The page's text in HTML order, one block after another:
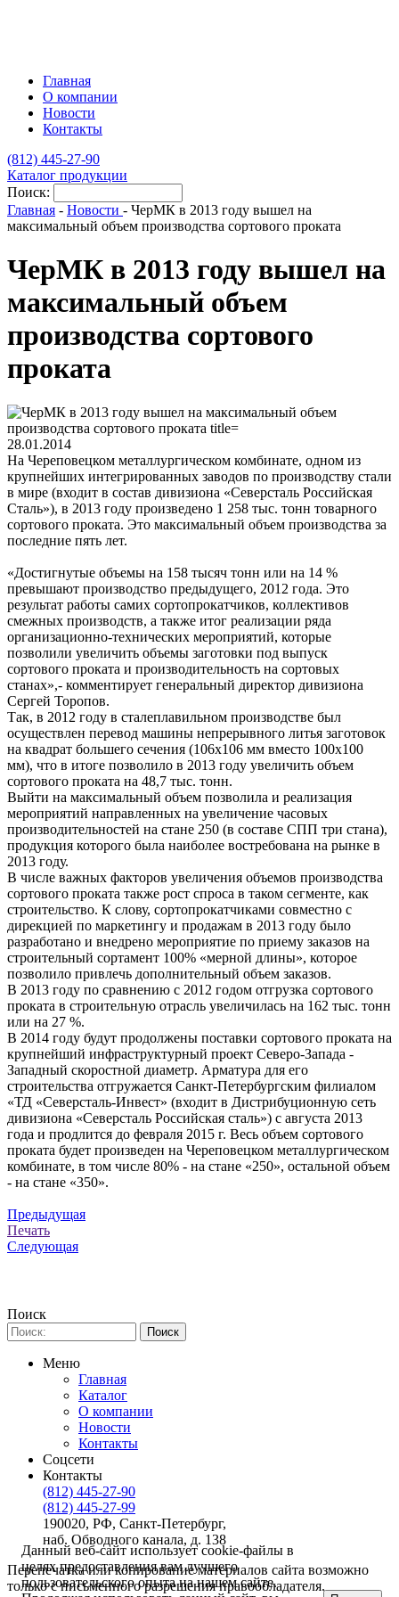
Главная
О компании
Новости
Контакты
(812) 445-27-90
Каталог продукции
Поиск:
Главная - Новости - ЧерМК в 2013 году вышел на
максимальный объем производства сортового проката
ЧерМК в 2013 году вышел на
максимальный объем
производства сортового
проката
28.01.2014
На Череповецком металлургическом комбинате, одном из
крупнейших интегрированных заводов по производству стали
в мире (входит в состав дивизиона «Северсталь Российская
Сталь»), в 2013 году произведено 1 258 тыс. тонн товарного
сортового проката. Это максимальный объем производства за
последние пять лет.
«Достигнутые объемы на 158 тысяч тонн или на 14 %
превышают производство предыдущего, 2012 года. Это
результат работы самих сортопрокатчиков, коллективов
смежных производств, а также итог реализации ряда
организационно-технических мероприятий, которые
позволили увеличить объемы заготовки под выпуск
сортового проката и производительность на сортовых
станах»,- комментирует генеральный директор дивизиона
Сергей Торопов.
Так, в 2012 году в сталеплавильном производстве был
осуществлен перевод машины непрерывного литья заготовок
на квадрат большего сечения (106х106 мм вместо 100х100
мм), что в итоге позволило в 2013 году увеличить объем
сортового проката на 48,7 тыс. тонн.
Выйти на максимальный объем позволила и реализация
мероприятий направленных на увеличение часовых
производительностей на стане 250 (в составе СПП три стана),
продукция которого была наиболее востребована на рынке в
2013 году.
В числе важных факторов увеличения объемов производства
сортового проката также рост спроса в таком сегменте, как
строительство. К слову, сортопрокатчиками совместно с
дирекцией по маркетингу и продажам в 2013 году было
разработано и внедрено мероприятие по приему заказов на
строительный сортамент 100% «мерной длины», которое
позволило привлечь дополнительный объем заказов.
В 2013 году по сравнению с 2012 годом отгрузка сортового
проката в строительную отрасль увеличилась на 162 тыс. тонн
или на 27 %.
В 2014 году будут продолжены поставки сортового проката на
крупнейший инфраструктурный проект Северо-Запада -
Западный скоростной диаметр. Арматура для его
строительства отгружается Санкт-Петербургским филиалом
«ТД «Северсталь-Инвест» (входит в Дистрибуционную сеть
дивизиона «Северсталь Российская сталь») с августа 2013
года и продлится до февраля 2015 г. Весь объем сортового
проката будет произведен на Череповецком металлургическом
комбинате, в том числе 80% - на стане «250», остальной объем
- на стане «350».
Предыдущая
Печать
Следующая
Поиск
Меню
Главная
Каталог
О компании
Новости
Контакты
Соцсети
Контакты
(812) 445-27-90
(812) 445-27-99
190020, РФ, Санкт-Петербург,
наб. Обводного канала, д. 138
Перепечатка или копирование материалов сайта возможно
только с письменного разрешения правообладателя.
Данный веб-сайт использует cookie-файлы в
целях предоставления вам лучшего
пользовательского опыта на нашем сайте.